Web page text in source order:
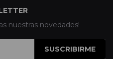
nuestras novedades!
SUSCRIBIRME